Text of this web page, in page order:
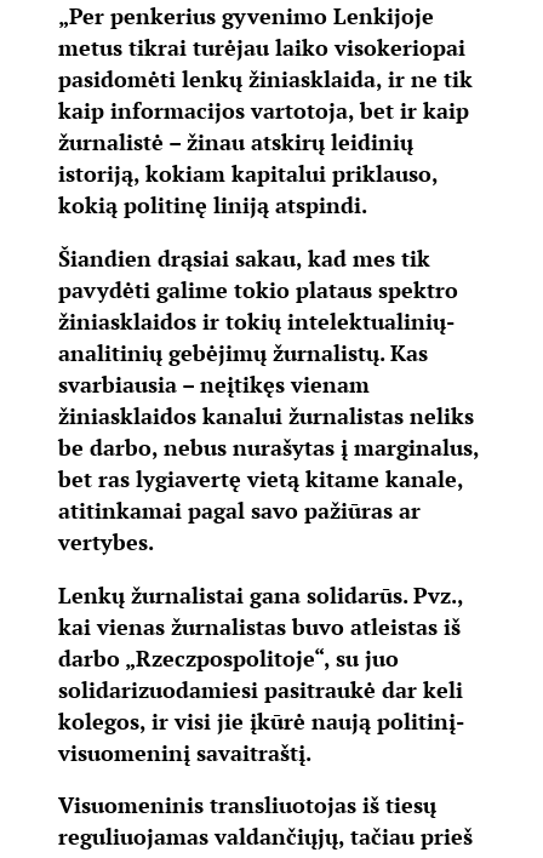
„Per penkerius gyvenimo Lenkijoje
metus tikrai turėjau laiko visokeriopai
pasidomėti lenkų žiniasklaida, ir ne tik
kaip informacijos vartotoja, bet ir kaip
žurnalistė – žinau atskirų leidinių
istoriją, kokiam kapitalui priklauso,
kokią politinę liniją atspindi.
Šiandien drąsiai sakau, kad mes tik
pavydėti galime tokio plataus spektro
žiniasklaidos ir tokių intelektualinių-
analitinių gebėjimų žurnalistų. Kas
svarbiausia – neįtikęs vienam
žiniasklaidos kanalui žurnalistas neliks
be darbo, nebus nurašytas į marginalus,
bet ras lygiavertę vietą kitame kanale,
atitinkamai pagal savo pažiūras ar
vertybes.
Lenkų žurnalistai gana solidarūs. Pvz.,
kai vienas žurnalistas buvo atleistas iš
darbo „Rzeczpospolitoje“, su juo
solidarizuodamiesi pasitraukė dar keli
kolegos, ir visi jie įkūrė naują politinį-
visuomeninį savaitraštį.
Visuomeninis transliuotojas iš tiesų
reguliuojamas valdančiųjų, tačiau prieš